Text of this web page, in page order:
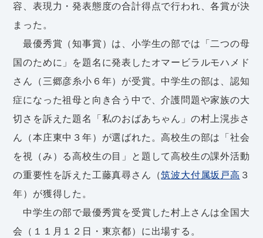
容、表現力・発表態度の合計得点で行われ、各賞が決
まった。
最優秀賞（知事賞）は、小学生の部では「二つの母
国のために」を題名に発表したオマービラルモハメド
さん（三郷彦糸小６年）が受賞。中学生の部は、認知
症になった祖母と向き合う中で、介護問題や家族の大
切さを訴えた題名「私のおばあちゃん」の村上滉歩さ
ん（本庄東中３年）が選ばれた。高校生の部は「社会
を視（み）る高校生の目」と題して高校生の課外活動
の重要性を訴えた工藤真尋さん（筑波大付属坂戸高 ３
年）が獲得した。
中学生の部で最優秀賞を受賞した村上さんは全国大
会（１１月１２日・東京都）に出場する。